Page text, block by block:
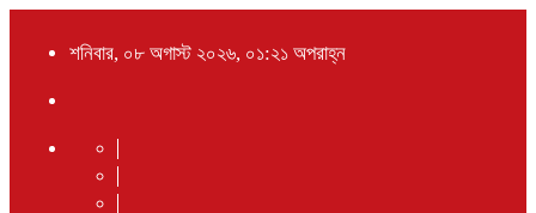
শনিবার, ০৮ অগাস্ট ২০২৬, ০১:২১ অপরাহ্ন